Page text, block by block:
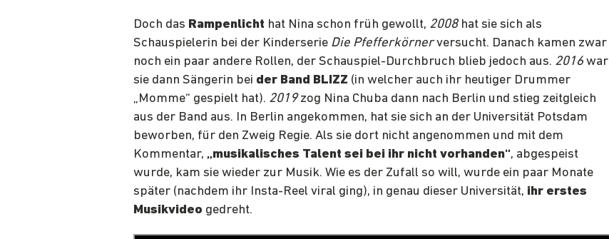
Doch das Rampenlicht hat Nina schon früh gewollt, 2008hat sie sich als
Schauspielerin bei der Kinderserie Die Pfefferkörnerversucht. Danach kamen zwar
noch ein paar andere Rollen, der Schauspiel-Durchbruch blieb jedoch aus. 2016 war
sie dann Sängerin bei der Band BLIZZ (in welcher auch ihr heutiger Drummer
„Momme“ gespielt hat). 2019zog Nina Chuba dann nach Berlin und stieg zeitgleich
aus der Band aus. In Berlin angekommen, hat sie sich an der Universität Potsdam
beworben, für den Zweig Regie. Als sie dort nicht angenommen und mit dem
Kommentar, „musikalisches Talent sei bei ihr nicht vorhanden“, abgespeist
wurde, kam sie wieder zur Musik. Wie es der Zufall so will, wurde ein paar Monate
später (nachdem ihr Insta-Reel viral ging), in genau dieser Universität, ihr erstes
Musikvideo gedreht.